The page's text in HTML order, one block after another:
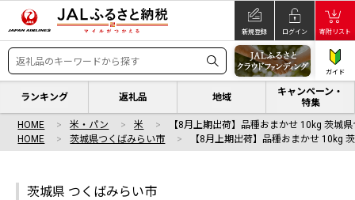
新規登録 ログイン 寄附リスト
ガイド
ランキング 返礼品 地域
キャンペーン・
特集
HOME 米・パン 米
【8月上期出荷】品種おまかせ 10kg 茨城
HOME
茨城県つくばみらい市 【8月上期出荷】品種おまかせ 10kg
茨城県 つくばみらい市